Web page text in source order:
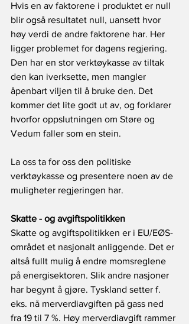
Hvis en av faktorene i produktet er null
blir også resultatet null, uansett hvor
høy verdi de andre faktorene har. Her
ligger problemet for dagens regjering.
Den har en stor verktøykasse av tiltak
den kan iverksette, men mangler
åpenbart viljen til å bruke den. Det
kommer det lite godt ut av, og forklarer
hvorfor oppslutningen om Støre og
Vedum faller som en stein.
La oss ta for oss den politiske
verktøykasse og presentere noen av de
muligheter regjeringen har.
Skatte - og avgiftspolitikken
Skatte og avgiftspolitikken er i EU/EØS-
området et nasjonalt anliggende. Det er
altså fullt mulig å endre momsreglene
på energisektoren. Slik andre nasjoner
har begynt å gjøre. Tyskland setter f.
eks. nå merverdiavgiften på gass ned
fra 19 til 7 %. Høy merverdiavgift rammer